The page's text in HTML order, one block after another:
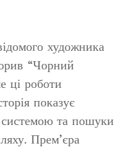
художника
“Чорний
ці роботи
показує
системою та пошуки
Прем’єра